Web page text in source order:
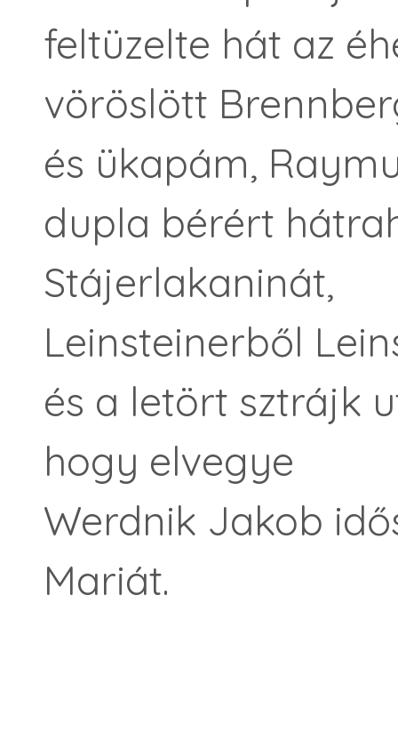
feltüzelte hát az
vöröslött
és ükapám,
dupla bérért
Stájerlakaninát,
Leinsteinerből
és a letört sztrájk
hogy elvegye
Werdnik Jakob
Mariát.